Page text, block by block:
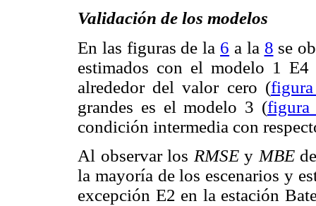
Validación de los modelos
En las figuras de la 6 a la 8 se
estimados con el modelo 1
alrededor del valor cero (
grandes es el modelo 3 (figura
condición intermedia con
Al observar los RMSEy MBE
la mayoría de los escenarios y
excepción E2 en la estación